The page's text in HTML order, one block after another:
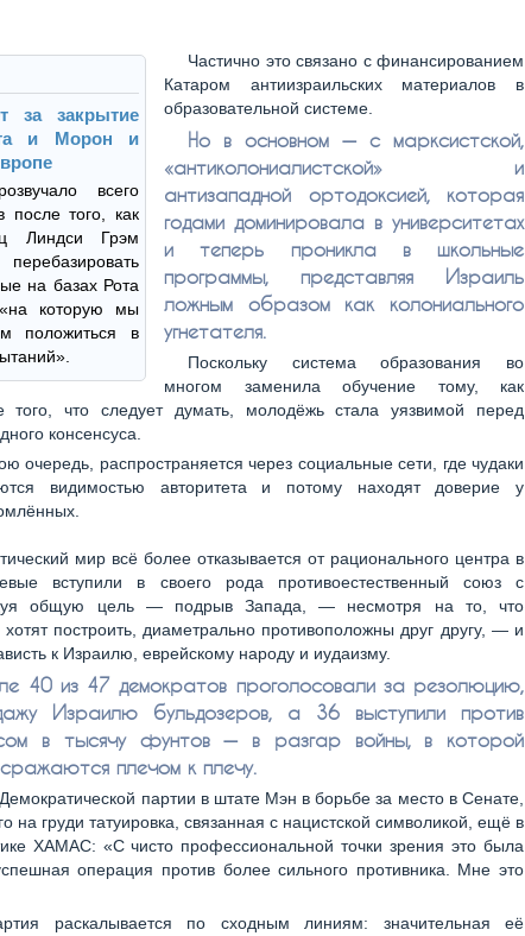
за закрытие
и Морон и
всего
после того, как
Линдси Грэм
на базах Рота
которую мы
положиться в
Частично это связано с финансированием
Катаром антиизраильских материалов в
образовательной системе.
Но в основном — с марксистской,
«антиколониалистской» и
антизападной ортодоксией, которая
годами доминировала в университетах
и теперь проникла в школьные
программы, представляя Израиль
ложным образом как колониального
угнетателя.
Поскольку система образования во
многом заменила обучение тому, как
того, что следует думать, молодёжь стала уязвимой перед
консенсуса.
очередь, распространяется через социальные сети, где чудаки
видимостью авторитета и потому находят доверие у
мир всё более отказывается от рационального центра в
вступили в своего рода противоестественный союз с
общую цель — подрыв Запада, — несмотря на то, что
построить, диаметрально противоположны друг другу, — и
к Израилю, еврейскому народу и иудаизму.
40 из 47 демократов проголосовали за резолюцию,
Израилю бульдозеров, а 36 выступили против
в тысячу фунтов — в разгар войны, в которой
плечом к плечу.
партии в штате Мэн в борьбе за место в Сенате,
на груди татуировка, связанная с нацистской символикой, ещё в
ХАМАС: «С чисто профессиональной точки зрения это была
операция против более сильного противника. Мне это
раскалывается по сходным линиям: значительная её